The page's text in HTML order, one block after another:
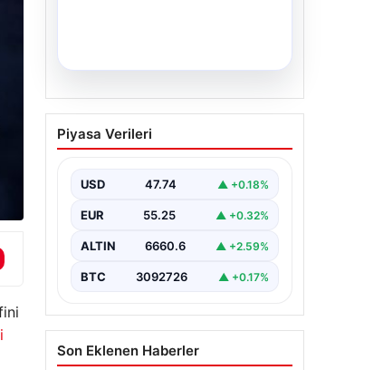
07.08.2026
THY, temmuz ayında 9,5
milyon yolcu taşıdı
Piyasa Verileri
USD 47.74 ▲ +0.18%
EUR 55.25 ▲ +0.32%
ALTIN 6660.6 ▲ +2.59%
BTC 3092726 ▲ +0.17%
Son Eklenen Haberler